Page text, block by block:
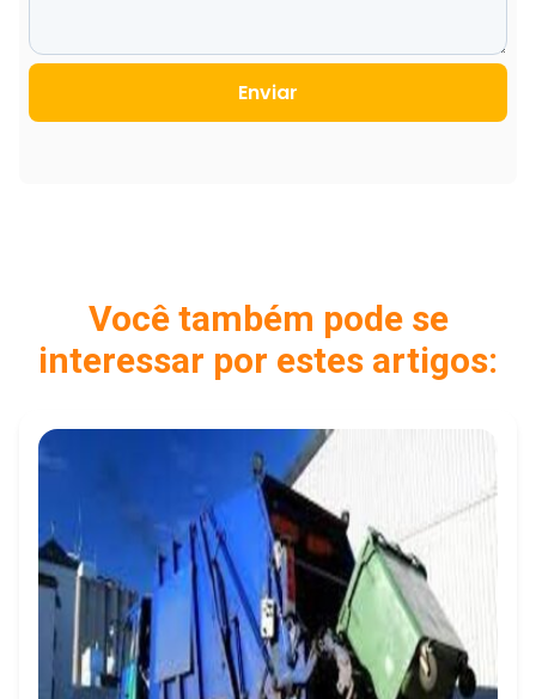
Enviar
Você também pode se
interessar por estes artigos: